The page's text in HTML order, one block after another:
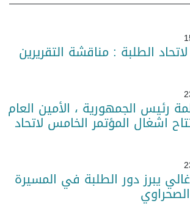
الطلبة : مناقشة التقريرين
رئيس الجمهورية ، الأمين العام
اشغال المؤتمر الخامس لاتحاد
يبرز دور الطلبة في المسيرة